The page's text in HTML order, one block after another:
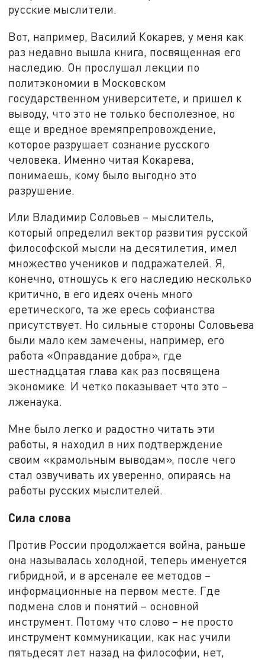
русские мыслители.
Вот, например, Василий Кокарев, у меня как
раз недавно вышла книга, посвященная его
наследию. Он прослушал лекции по
политэкономии в Московском
государственном университете, и пришел к
выводу, что это не только бесполезное, но
еще и вредное времяпрепровождение,
которое разрушает сознание русского
человека. Именно читая Кокарева,
понимаешь, кому было выгодно это
разрушение.
Или Владимир Соловьев – мыслитель,
который определил вектор развития русской
философской мысли на десятилетия, имел
множество учеников и подражателей. Я,
конечно, отношусь к его наследию несколько
критично, в его идеях очень много
еретического, та же ересь софианства
присутствует. Но сильные стороны Соловьева
были мало кем замечены, например, его
работа «Оправдание добра», где
шестнадцатая глава как раз посвящена
экономике. И четко показывает что это –
лженаука.
Мне было легко и радостно читать эти
работы, я находил в них подтверждение
своим «крамольным выводам», после чего
стал озвучивать их уверенно, опираясь на
работы русских мыслителей.
Сила слова
Против России продолжается война, раньше
она называлась холодной, теперь именуется
гибридной, и в арсенале ее методов –
информационные на первом месте. Где
подмена слов и понятий – основной
инструмент. Потому что слово – не просто
инструмент коммуникации, как нас учили
пятьдесят лет назад на философии, нет,